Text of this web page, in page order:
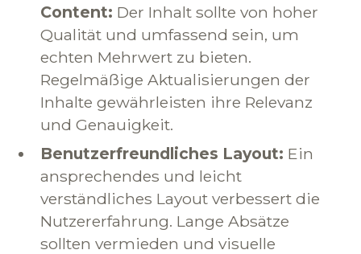
Content: Der Inhalt sollte von hoher
Qualität und umfassend sein, um
echten Mehrwert zu bieten.
Regelmäßige Aktualisierungen der
Inhalte gewährleisten ihre Relevanz
und Genauigkeit.
Benutzerfreundliches Layout: Ein
ansprechendes und leicht
verständliches Layout verbessert die
Nutzererfahrung. Lange Absätze
sollten vermieden und visuelle